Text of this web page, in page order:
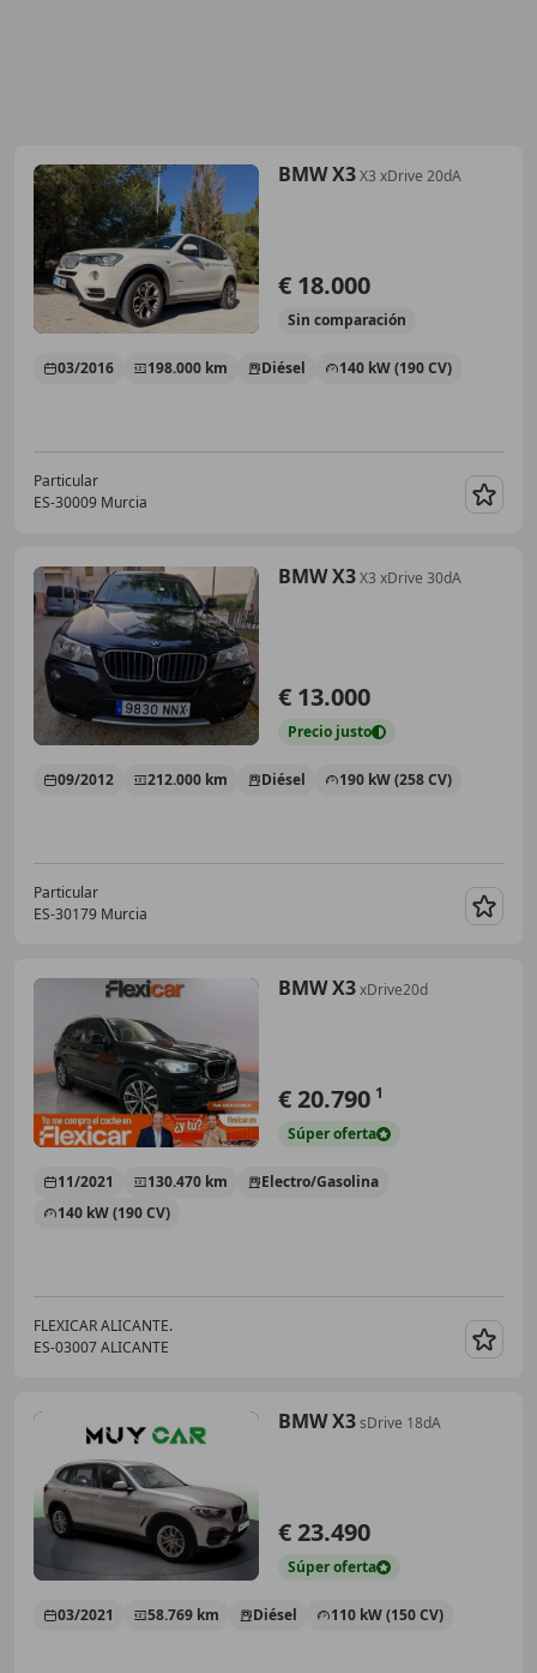
BMW X3X3 xDrive 20dA
€ 18.000
Sin comparación
03/2016 198.000 km Diésel 140 kW (190 CV)
Particular
ES-30009 Murcia
BMW X3X3 xDrive 30dA
€ 13.000
Precio justo
09/2012 212.000 km Diésel 190 kW (258 CV)
Particular
ES-30179 Murcia
BMW X3xDrive20d
€ 20.790 1
Súperoferta
11/2021 130.470 km
Electro/Gasolina
140 kW (190 CV)
FLEXICAR ALICANTE.
ES-03007 ALICANTE
BMW X3sDrive 18dA
€ 23.490
Súperoferta
03/2021 58.769 km Diésel 110 kW (150 CV)